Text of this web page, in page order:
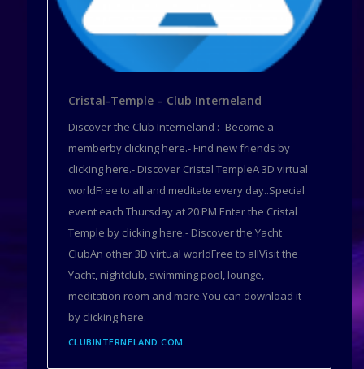
Cristal-Temple – Club Interneland
Discover the Club Interneland :- Become a
memberby clicking here.- Find new friends by
clicking here.- Discover Cristal TempleA 3D virtual
worldFree to all and meditate every day..Special
event each Thursday at 20 PM Enter the Cristal
Temple by clicking here.- Discover the Yacht
ClubAn other 3D virtual worldFree to allVisit the
Yacht, nightclub, swimming pool, lounge,
meditation room and more.You can download it
by clicking here.
CLUBINTERNELAND.COM